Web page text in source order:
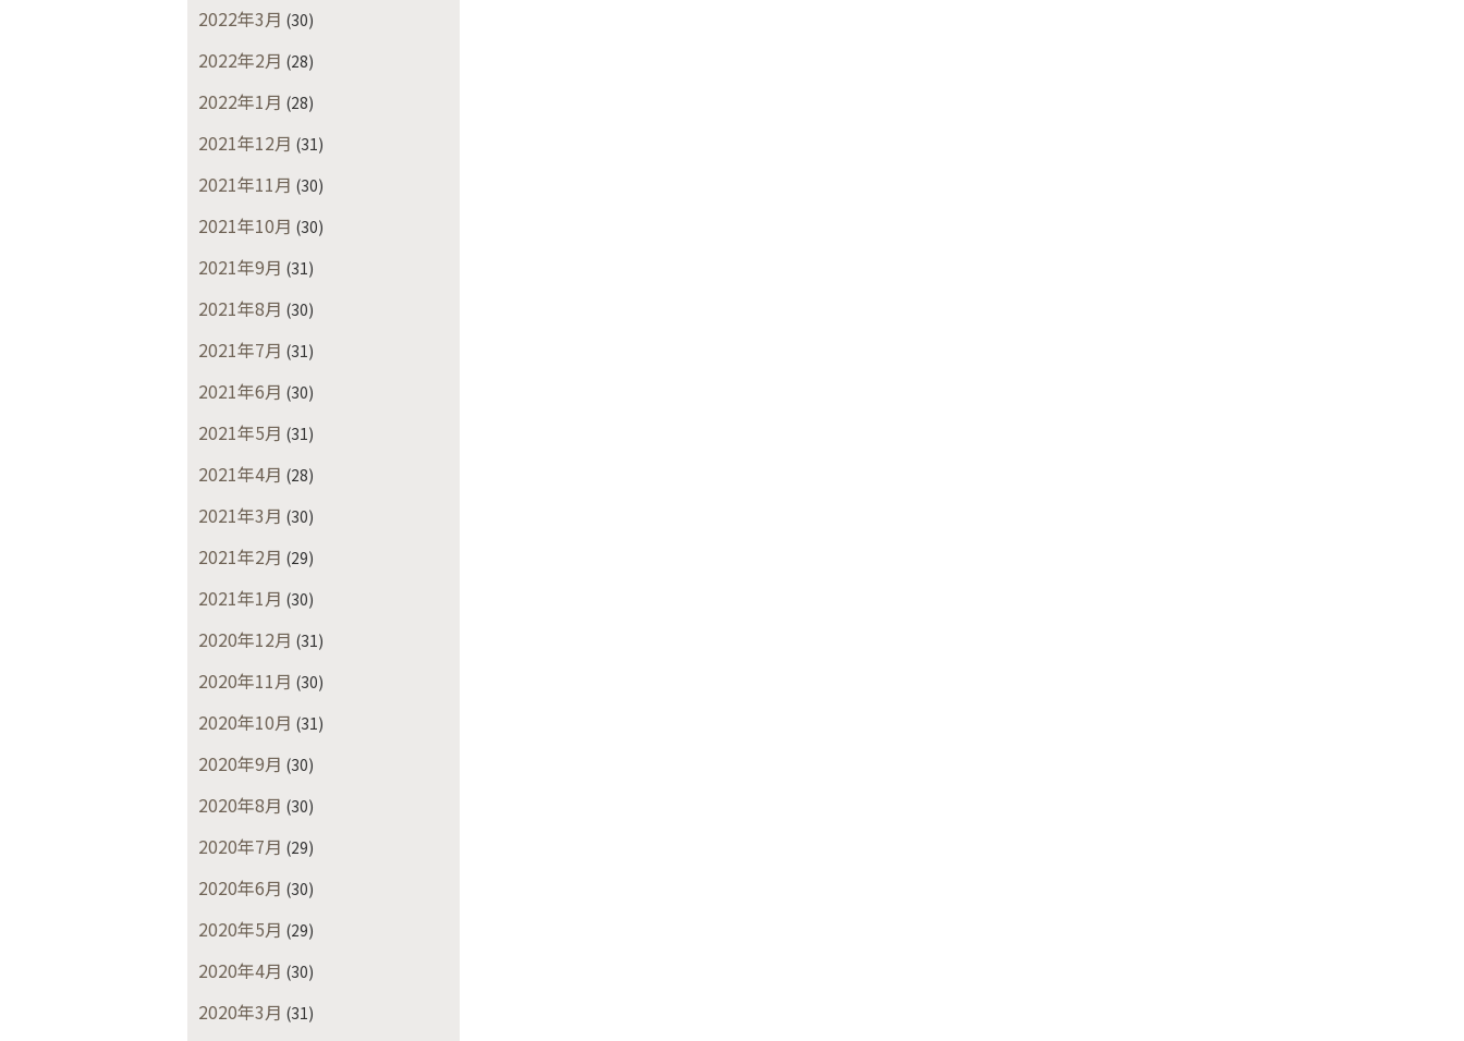
2022年3月 (30)
2022年2月 (28)
2022年1月 (28)
2021年12月 (31)
2021年11月 (30)
2021年10月 (30)
2021年9月 (31)
2021年8月 (30)
2021年7月 (31)
2021年6月 (30)
2021年5月 (31)
2021年4月 (28)
2021年3月 (30)
2021年2月 (29)
2021年1月 (30)
2020年12月 (31)
2020年11月 (30)
2020年10月 (31)
2020年9月 (30)
2020年8月 (30)
2020年7月 (29)
2020年6月 (30)
2020年5月 (29)
2020年4月 (30)
2020年3月 (31)